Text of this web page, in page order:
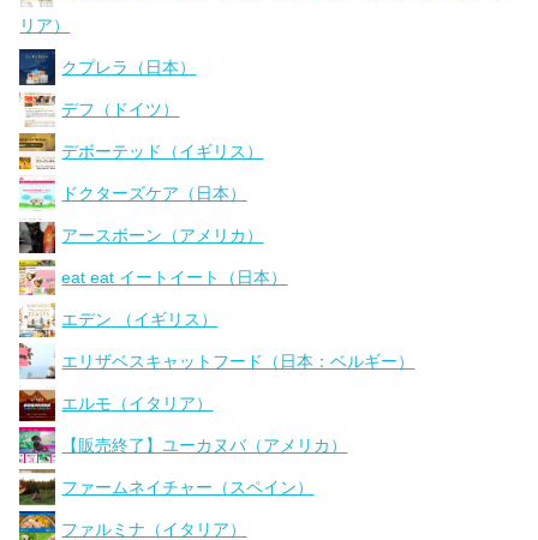
リア）
クプレラ（日本）
デフ（ドイツ）
デボーテッド（イギリス）
ドクターズケア（日本）
アースボーン（アメリカ）
eat eat イートイート（日本）
エデン （イギリス）
エリザベスキャットフード（日本：ベルギー）
エルモ（イタリア）
【販売終了】ユーカヌバ（アメリカ）
ファームネイチャー（スペイン）
ファルミナ（イタリア）